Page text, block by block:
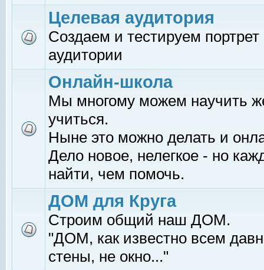
Целевая аудитория
Создаем и тестируем
аудитории
Онлайн-школа
Мы многому можем научить
учиться.
Ныне это можно делать и
Дело новое, нелегкое - но
найти, чем помочь.
ДОМ для Круга
Строим общий наш ДОМ.
"ДОМ, как известно всем
стены, не окно..."